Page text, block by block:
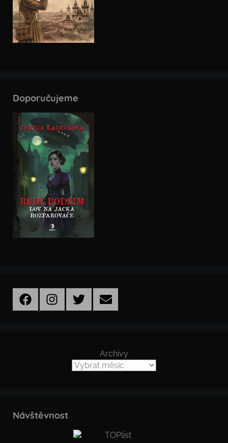
Doporučujeme
FacebookInstagramTwitter Email
Archivy
Návštěvnost